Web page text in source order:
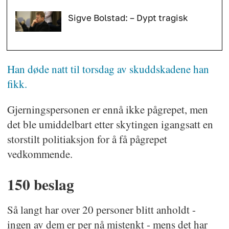
Sigve Bolstad: – Dypt tragisk
Han døde natt til torsdag av skuddskadene han
fikk.
Gjerningspersonen er ennå ikke pågrepet, men
det ble umiddelbart etter skytingen igangsatt en
storstilt politiaksjon for å få pågrepet
vedkommende.
150 beslag
Så langt har over 20 personer blitt anholdt -
ingen av dem er per nå mistenkt - mens det har